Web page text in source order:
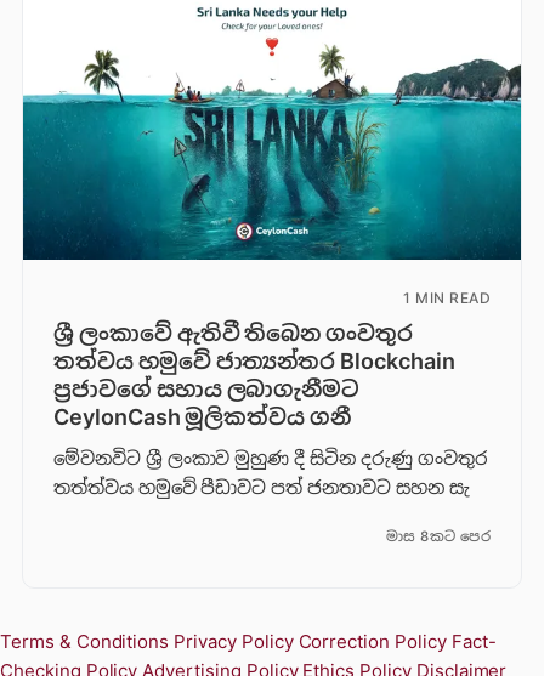
1 MIN READ
ශ්‍රී ලංකාවේ ඇතිවී තිබෙන ගංවතුර
තත්වය හමුවේ ජාත්‍යන්තර Blockchain
ප්‍රජාවගේ සහාය ලබාගැනීමට
CeylonCash මූලිකත්වය ග​නී
මේවනවිට ශ්‍රී ලංකාව මුහුණ දී සිටින දරුණු ගංවතුර
තත්ත්වය හමුවේ පීඩාවට පත් ජනතාවට සහන සැ
මාස 8කට පෙර
Terms & Conditions Privacy Policy Correction Policy Fact-
Checking Policy Advertising Policy Ethics Policy Disclaimer